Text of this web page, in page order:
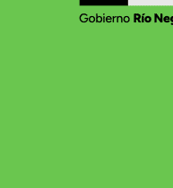
alimentaria
La utilización de
permitió que todas